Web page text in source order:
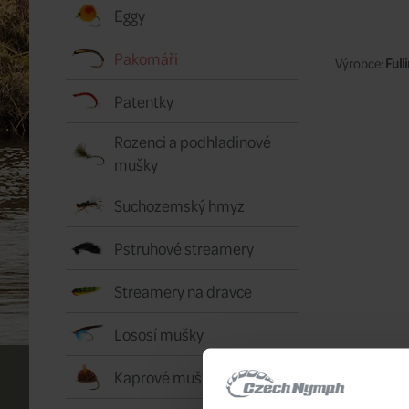
Eggy
Pakomáři
Patentky
Rozenci a podhladinové
mušky
Suchozemský hmyz
Pstruhové streamery
Streamery na dravce
Lososí mušky
Kaprové mušky
Výrobce: